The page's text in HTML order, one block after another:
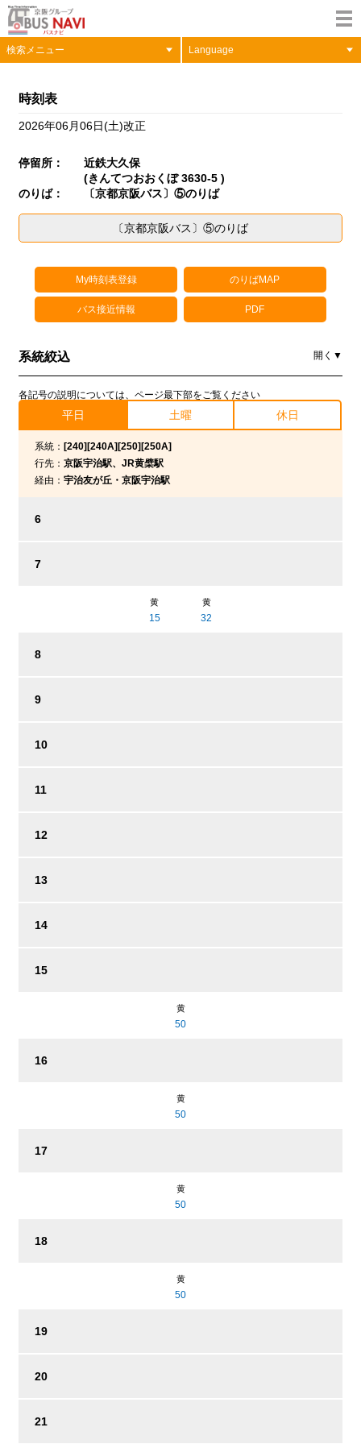
検索メニュー Language
時刻表
2026年06月06日(土)改正
停留所：
近鉄大久保
(きんてつおおくぼ 3630-5 )
のりば：
〔京都京阪バス〕⑤のりば
〔京都京阪バス〕⑤のりば
My時刻表登録 のりばMAP
バス接近情報 PDF
系統絞込 開く▼
各記号の説明については、ページ最下部をご覧ください
平日 土曜 休日
系統： [240][240A][250][250A]
行先：京阪宇治駅、JR黄檗駅
経由：宇治友が丘・京阪宇治駅
6
7
黄
15
黄
32
8
9
10
11
12
13
14
15
黄
50
16
黄
50
17
黄
50
18
黄
50
19
20
21